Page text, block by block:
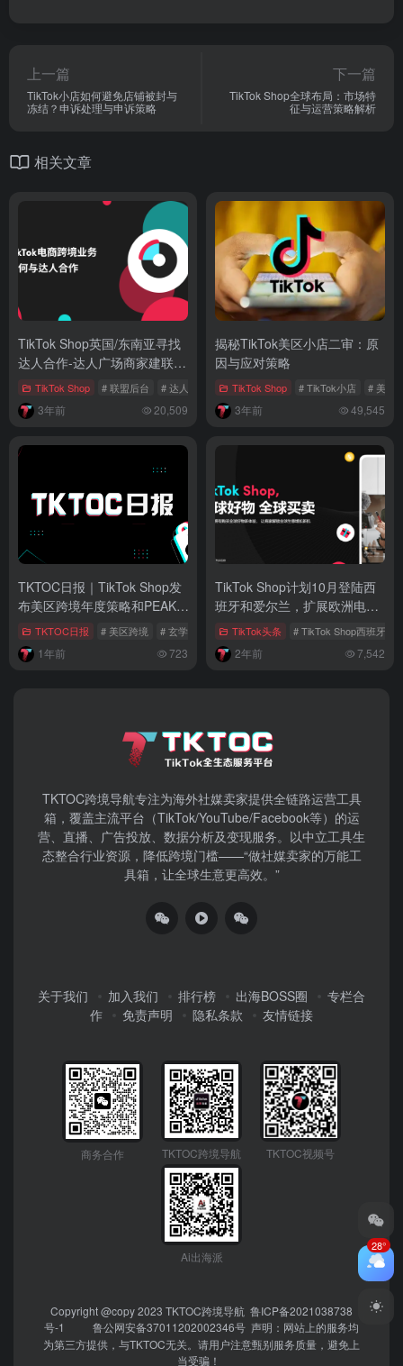
上一篇
TikTok小店如何避免店铺被封与
冻结？申诉处理与申诉策略
下一篇
TikTok Shop全球布局：市场特
征与运营策略解析
相关文章
TikTok Shop英国/东南亚寻找
达人合作-达人广场商家建联指
南 TikTok Shop # 联盟后台 # 达人广场 # 达人合作
3年前 20,509
揭秘TikTok美区小店二审：原
因与应对策略
TikTok Shop # TikTok小店 # 美国
3年前 49,545
TKTOC日报｜TikTok Shop发
布美区跨境年度策略和PEAKS
出海方法论！
TKTOC日报 # 美区跨境 # 玄学出海 # ai娃娃出海
1年前 723
TikTok Shop计划10月登陆西
班牙和爱尔兰，扩展欧洲电商
版图TikTok头条 # TikTok Shop西班牙
2年前 7,542
TKTOC跨境导航​专注为海外社媒卖家提供全链路运营工具
箱，覆盖主流平台（TikTok/YouTube/Facebook等）​的运
营、直播、广告投放、数据分析及变现服务。以中立工具生
态整合行业资源，降低跨境门槛——“做社媒卖家的万能工
具箱，让全球生意更高效。”
关于我们 加入我们 排行榜 出海BOSS圈
专栏合
作
免责声明 隐私条款 友情链接
商务合作 TKTOC跨境导航 TKTOC视频号
Ai出海派
Copyright @copy 2023 TKTOC跨境导航 鲁ICP备2021038738
号-1
鲁公网安备37011202002346号 声明：网站上的服务均
为第三方提供，与TKTOC无关。请用户注意甄别服务质量，避免上
当受骗！
28°